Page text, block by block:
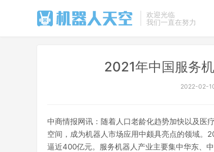
欢迎光临
我们一直在努力
2021年中国服务
2022-02-
中商情报网讯：随着人口老龄化趋势加快以及医
空间，成为机器人市场应用中颇具亮点的领域。
逼近400亿元。服务机器人产业主要集中华东、中